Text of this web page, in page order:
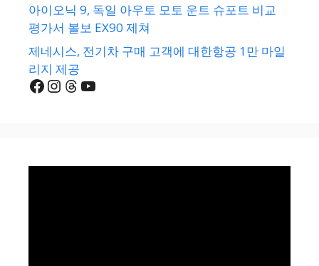
아이오닉 9, 독일 아우토 모토 운트 슈포트 비교
평가서 볼보 EX90 제쳐
제네시스, 전기차 구매 고객에 대한항공 1만 마일
리지 제공
Facebook
Instagram
Threads
YouTube